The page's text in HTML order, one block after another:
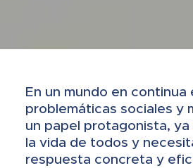
En un mundo en continua
problemáticas sociales y
un papel protagonista,
la vida de todos y
respuesta concreta y